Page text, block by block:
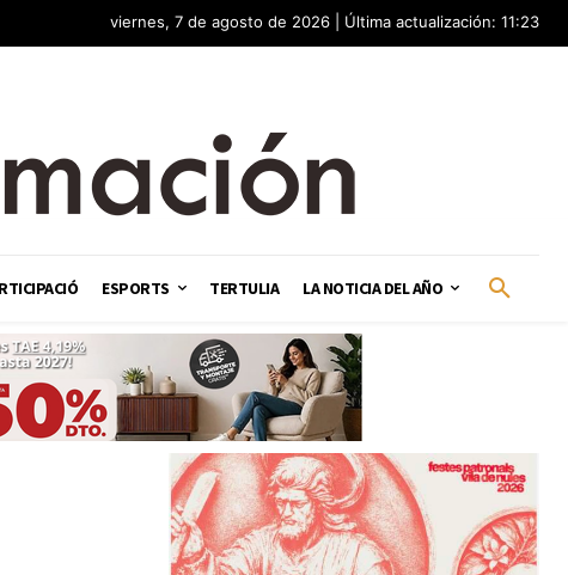
viernes, 7 de agosto de 2026 | Última actualización: 11:23
ESPORTS TERTULIA LA NOTICIA DEL AÑO